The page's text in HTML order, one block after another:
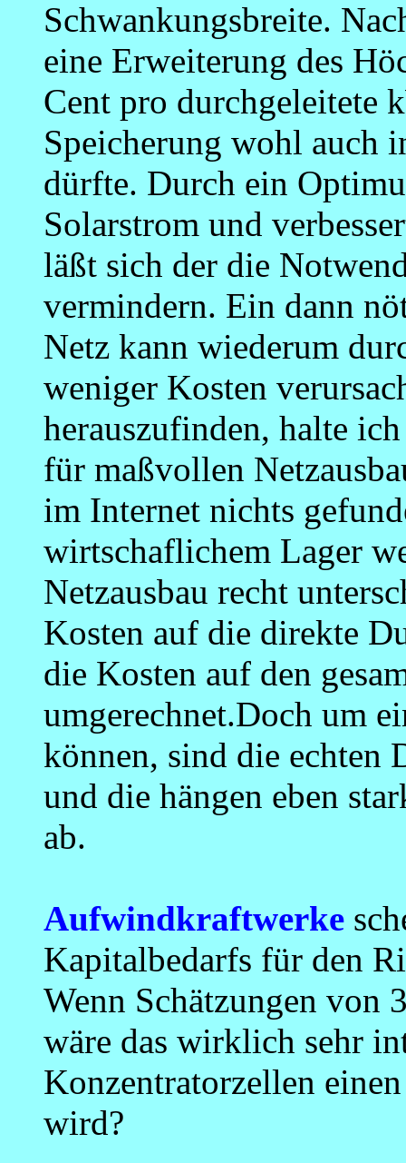
Schwankungsbreite.
eine Erweiterung des
Cent pro durchgeleitete
Speicherung wohl auch
dürfte. Durch ein
Solarstrom und
läßt sich der die
vermindern. Ein dann
Netz kann wiederum
weniger Kosten
herauszufinden, halte
für maßvollen
im Internet nichts
wirtschaflichem Lager
Netzausbau recht
Kosten auf die direkte
die Kosten auf den
umgerechnet.Doch um
können, sind die echten
und die hängen eben
ab.
Aufwindkraftwerke
Kapitalbedarfs für den
Wenn Schätzungen von
wäre das wirklich sehr
Konzentratorzellen
wird?